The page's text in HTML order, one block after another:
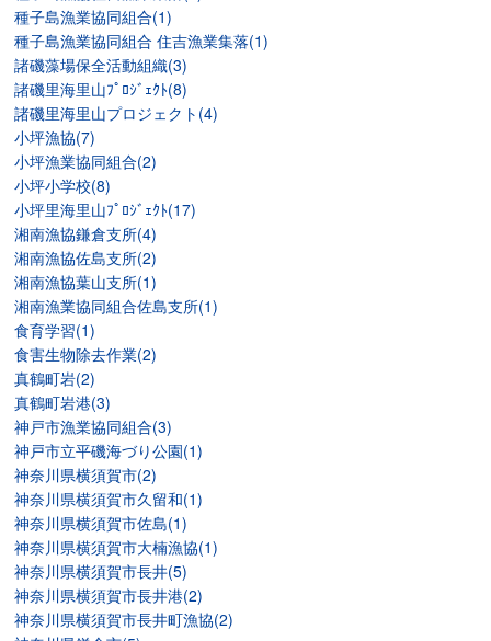
種子島漁業協同組合(1)
種子島漁業協同組合 住吉漁業集落(1)
諸磯藻場保全活動組織(3)
諸磯里海里山ﾌﾟﾛｼﾞｪｸﾄ(8)
諸磯里海里山プロジェクト(4)
小坪漁協(7)
小坪漁業協同組合(2)
小坪小学校(8)
小坪里海里山ﾌﾟﾛｼﾞｪｸﾄ(17)
湘南漁協鎌倉支所(4)
湘南漁協佐島支所(2)
湘南漁協葉山支所(1)
湘南漁業協同組合佐島支所(1)
食育学習(1)
食害生物除去作業(2)
真鶴町岩(2)
真鶴町岩港(3)
神戸市漁業協同組合(3)
神戸市立平磯海づり公園(1)
神奈川県横須賀市(2)
神奈川県横須賀市久留和(1)
神奈川県横須賀市佐島(1)
神奈川県横須賀市大楠漁協(1)
神奈川県横須賀市長井(5)
神奈川県横須賀市長井港(2)
神奈川県横須賀市長井町漁協(2)